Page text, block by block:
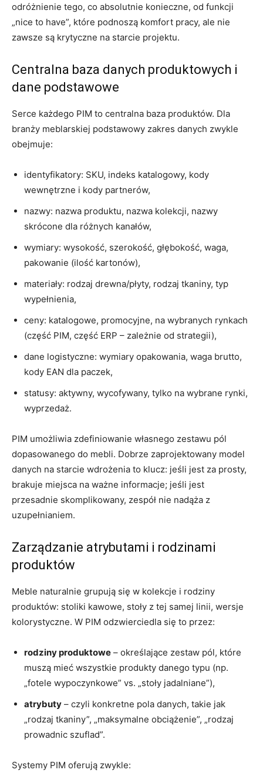
odróżnienie tego, co absolutnie konieczne, od funkcji
„nice to have”, które podnoszą komfort pracy, ale nie
zawsze są krytyczne na starcie projektu.
Centralna baza danych produktowych i
dane podstawowe
Serce każdego PIM to centralna baza produktów. Dla
branży meblarskiej podstawowy zakres danych zwykle
obejmuje:
identyfikatory: SKU, indeks katalogowy, kody
wewnętrzne i kody partnerów,
nazwy: nazwa produktu, nazwa kolekcji, nazwy
skrócone dla różnych kanałów,
wymiary: wysokość, szerokość, głębokość, waga,
pakowanie (ilość kartonów),
materiały: rodzaj drewna/płyty, rodzaj tkaniny, typ
wypełnienia,
ceny: katalogowe, promocyjne, na wybranych rynkach
(część PIM, część ERP – zależnie od strategii),
dane logistyczne: wymiary opakowania, waga brutto,
kody EAN dla paczek,
statusy: aktywny, wycofywany, tylko na wybrane rynki,
wyprzedaż.
PIM umożliwia zdefiniowanie własnego zestawu pól
dopasowanego do mebli. Dobrze zaprojektowany model
danych na starcie wdrożenia to klucz: jeśli jest za prosty,
brakuje miejsca na ważne informacje; jeśli jest
przesadnie skomplikowany, zespół nie nadąża z
uzupełnianiem.
Zarządzanie atrybutami i rodzinami
produktów
Meble naturalnie grupują się w kolekcje i rodziny
produktów: stoliki kawowe, stoły z tej samej linii, wersje
kolorystyczne. W PIM odzwierciedla się to przez:
rodziny produktowe – określające zestaw pól, które
muszą mieć wszystkie produkty danego typu (np.
„fotele wypoczynkowe” vs. „stoły jadalniane”),
atrybuty – czyli konkretne pola danych, takie jak
„rodzaj tkaniny”, „maksymalne obciążenie”, „rodzaj
prowadnic szuflad”.
Systemy PIM oferują zwykle: